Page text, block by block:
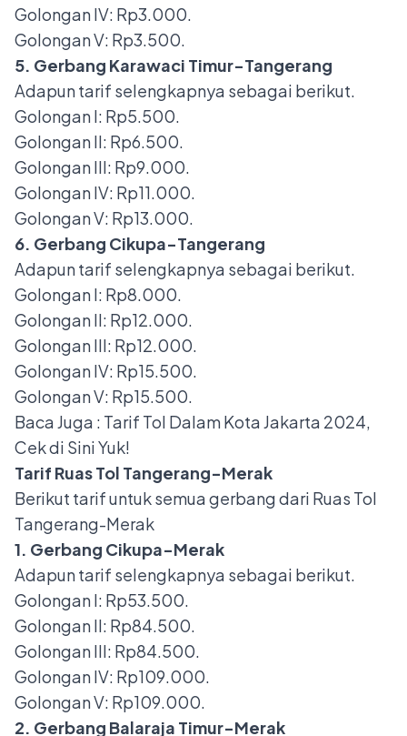
Golongan IV: Rp3.000.
Golongan V: Rp3.500.
5. Gerbang Karawaci Timur-Tangerang
Adapun tarif selengkapnya sebagai berikut.
Golongan I: Rp5.500.
Golongan II: Rp6.500.
Golongan III: Rp9.000.
Golongan IV: Rp11.000.
Golongan V: Rp13.000.
6. Gerbang Cikupa-Tangerang
Adapun tarif selengkapnya sebagai berikut.
Golongan I: Rp8.000.
Golongan II: Rp12.000.
Golongan III: Rp12.000.
Golongan IV: Rp15.500.
Golongan V: Rp15.500.
Baca Juga : Tarif Tol Dalam Kota Jakarta 2024,
Cek di Sini Yuk!
Tarif Ruas Tol Tangerang-Merak
Berikut tarif untuk semua gerbang dari Ruas Tol
Tangerang-Merak
1. Gerbang Cikupa-Merak
Adapun tarif selengkapnya sebagai berikut.
Golongan I: Rp53.500.
Golongan II: Rp84.500.
Golongan III: Rp84.500.
Golongan IV: Rp109.000.
Golongan V: Rp109.000.
2. Gerbang Balaraja Timur-Merak